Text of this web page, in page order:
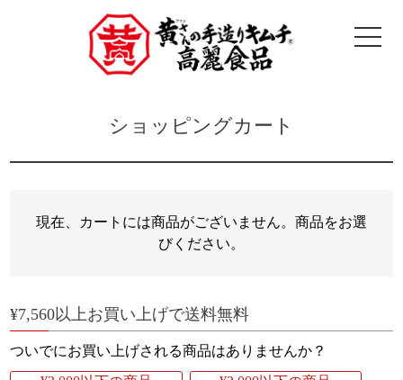
ショッピングカート
現在、カートには商品がございません。商品をお選
びください。
¥7,560以上お買い上げで送料無料
ついでにお買い上げされる商品はありませんか？